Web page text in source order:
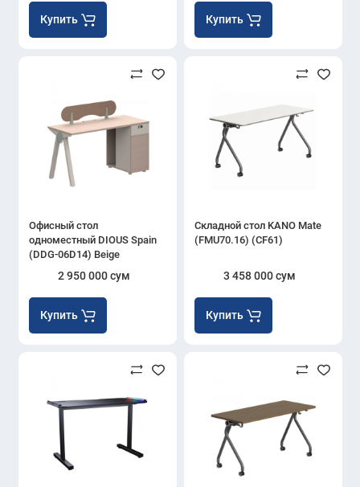
Купить Купить
Офисный стол
одноместный DIOUS Spain
(DDG-06D14) Beige
2 950 000 сум
Купить
Складной стол KANO Mate
(FMU70.16) (CF61)
3 458 000 сум
Купить